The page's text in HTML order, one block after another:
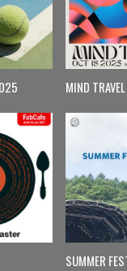
MIND TRAVEL
SUMMER